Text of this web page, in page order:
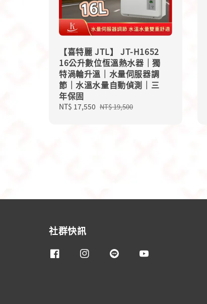
【喜特麗 JTL】 JT-H1652
16公升數位恆溫熱水器｜獨
特渦輪升溫｜水量伺服器調
節｜水溫水量自動偵測｜三
年保固
Sale
NT$ 17,550 Regular
NT$ 19,500
社群快訊